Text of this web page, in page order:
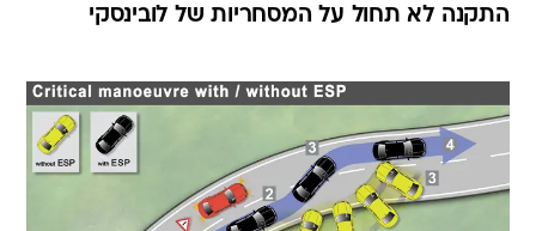
התקנה לא תחול על המסחריות של לובינסקי